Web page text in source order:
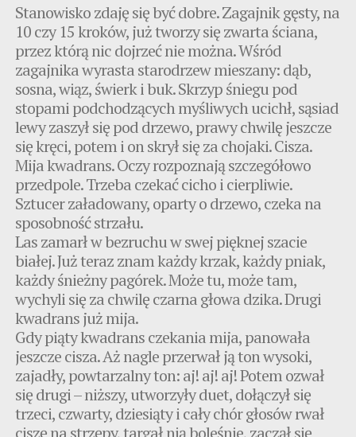
Stanowisko zdaję się być dobre. Zagajnik gęsty, na
10 czy 15 kroków, już tworzy się zwarta ściana,
przez którą nic dojrzeć nie można. Wśród
zagajnika wyrasta starodrzew mieszany: dąb,
sosna, wiąz, świerk i buk. Skrzyp śniegu pod
stopami podchodzących myśliwych ucichł, sąsiad
lewy zaszył się pod drzewo, prawy chwilę jeszcze
się kręci, potem i on skrył się za chojaki. Cisza.
Mija kwadrans. Oczy rozpoznają szczegółowo
przedpole. Trzeba czekać cicho i cierpliwie.
Sztucer załadowany, oparty o drzewo, czeka na
sposobność strzału.
Las zamarł w bezruchu w swej pięknej szacie
białej. Już teraz znam każdy krzak, każdy pniak,
każdy śnieżny pagórek. Może tu, może tam,
wychyli się za chwilę czarna głowa dzika. Drugi
kwadrans już mija.
Gdy piąty kwadrans czekania mija, panowała
jeszcze cisza. Aż nagle przerwał ją ton wysoki,
zajadły, powtarzalny ton: aj! aj! aj! Potem ozwał
się drugi – niższy, utworzyły duet, dołączył się
trzeci, czwarty, dziesiąty i cały chór głosów rwał
ciszę na strzępy, targał nią boleśnie, zaczął się